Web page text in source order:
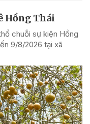
Hồng Thái
chuỗi sự kiện Hồng
9/8/2026 tại xã